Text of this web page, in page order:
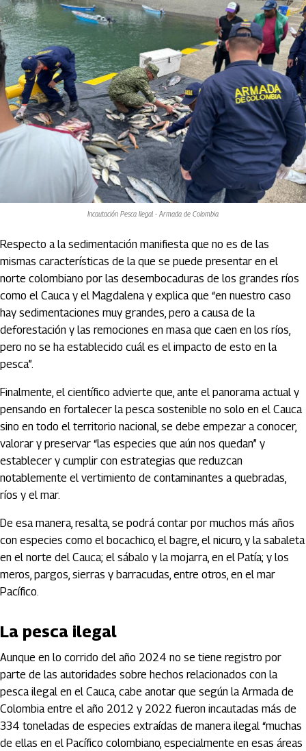
Incautación Pesca Ilegal - Armada de Colombia
Respecto a la sedimentación manifiesta que no es de las
mismas características de la que se puede presentar en el
norte colombiano por las desembocaduras de los grandes ríos
como el Cauca y el Magdalena y explica que “en nuestro caso
hay sedimentaciones muy grandes, pero a causa de la
deforestación y las remociones en masa que caen en los ríos,
pero no se ha establecido cuál es el impacto de esto en la
pesca”.
Finalmente, el científico advierte que, ante el panorama actual y
pensando en fortalecer la pesca sostenible no solo en el Cauca
sino en todo el territorio nacional, se debe empezar a conocer,
valorar y preservar “las especies que aún nos quedan” y
establecer y cumplir con estrategias que reduzcan
notablemente el vertimiento de contaminantes a quebradas,
ríos y el mar.
De esa manera, resalta, se podrá contar por muchos más años
con especies como el bocachico, el bagre, el nicuro, y la sabaleta
en el norte del Cauca; el sábalo y la mojarra, en el Patía; y los
meros, pargos, sierras y barracudas, entre otros, en el mar
Pacífico.
La pesca ilegal
Aunque en lo corrido del año 2024 no se tiene registro por
parte de las autoridades sobre hechos relacionados con la
pesca ilegal en el Cauca, cabe anotar que según la Armada de
Colombia entre el año 2012 y 2022 fueron incautadas más de
334 toneladas de especies extraídas de manera ilegal “muchas
de ellas en el Pacífico colombiano, especialmente en esas áreas